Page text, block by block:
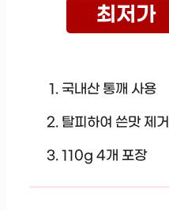
최저가
국내산 통깨 사용
탈피하여 쓴맛 제거
110g 4개 포장